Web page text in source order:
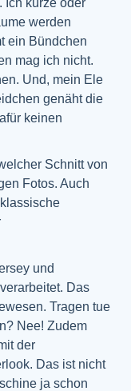
Ich kürze oder
werden
ein Bündchen
mag ich nicht.
Und, mein Ele
genäht die
keinen
Schnitt von
Fotos. Auch
und
Das
Tragen tue
Nee! Zudem
der
Das ist nicht
ja schon